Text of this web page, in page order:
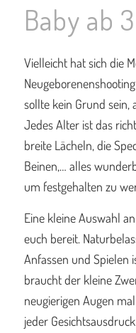
Baby ab
Vielleicht hat sich die
sollte kein Grund sein,
Jedes Alter ist das
breite Lächeln, die
Beinen,… alles
um festgehalten zu
Eine kleine Auswahl
euch bereit.
Anfassen und Spielen
braucht der kleine
neugierigen Augen
jeder